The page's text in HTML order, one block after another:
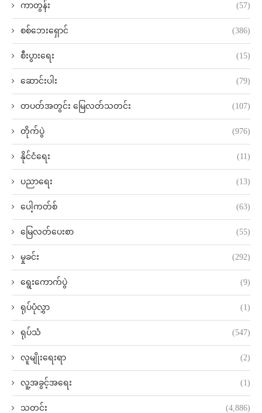
ကာတွန်း (57)
စစ်ဘေးရှောင် (386)
စီးပွားရေး (15)
ဆောင်းပါး (79)
တပတ်အတွင်း မြေလတ်သတင်း (107)
တိုက်ပွဲ (976)
နိုင်ငံရေး (11)
ပညာရေး (13)
ပေါ့ကတ်စ် (63)
မြေလတ်ပေးစာ (55)
မှုခင်း (292)
ရွေးကောက်ပွဲ (9)
ရုပ်ပုံလွှာ (1)
ရုပ်သံ (547)
လူမျိုးရေးရာ (2)
လူ့အခွင့်အရေး (1)
သတင်း (4,886)